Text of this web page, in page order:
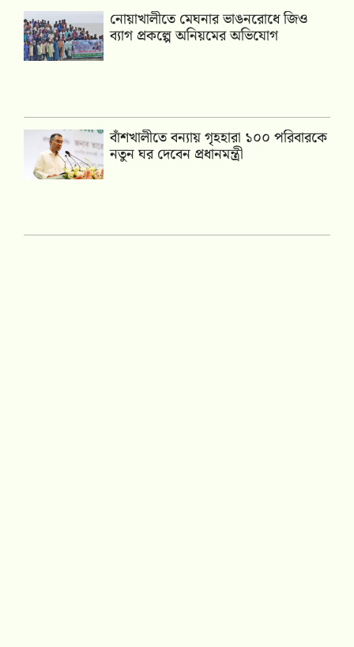
নোয়াখালীতে মেঘনার ভাঙনরোধে জিও
ব্যাগ প্রকল্পে অনিয়মের অভিযোগ
বাঁশখালীতে বন্যায় গৃহহারা ১০০ পরিবারকে
নতুন ঘর দেবেন প্রধানমন্ত্রী